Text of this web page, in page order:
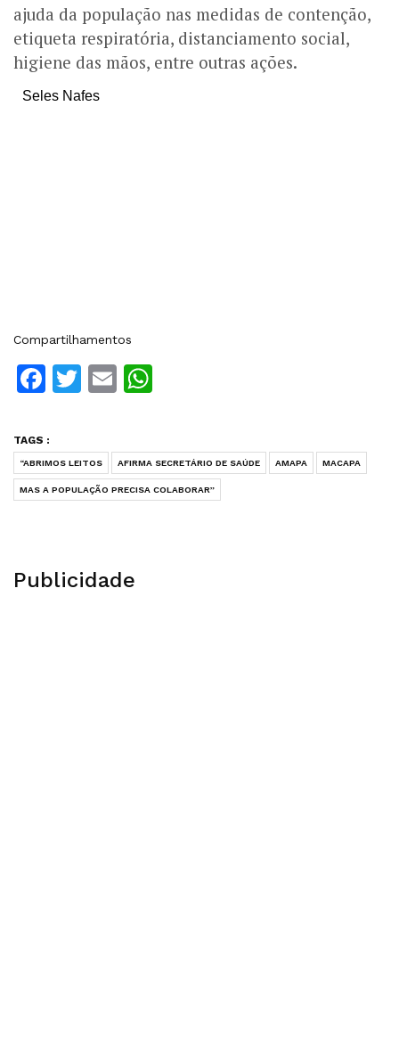
ajuda da população nas medidas de contenção,
etiqueta respiratória, distanciamento social,
higiene das mãos, entre outras ações.
Seles Nafes
Compartilhamentos
Facebook
Twitter
Email
TAGS :
“ABRIMOS LEITOS AFIRMA SECRETÁRIO DE SAÚDE AMAPA MACAPA
MAS A POPULAÇÃO PRECISA COLABORAR”
Publicidade